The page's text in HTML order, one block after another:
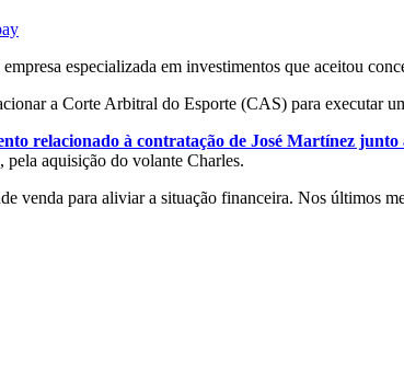
especializada em investimentos que aceitou
a Corte Arbitral do Esporte (CAS) para executar
relacionado à contratação de José Martínez
aquisição do volante Charles.
venda para aliviar a situação financeira. Nos últimos